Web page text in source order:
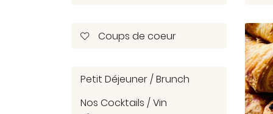
 Coups de coeur
Petit Déjeuner / Brunch
Nos Cocktails / Vin